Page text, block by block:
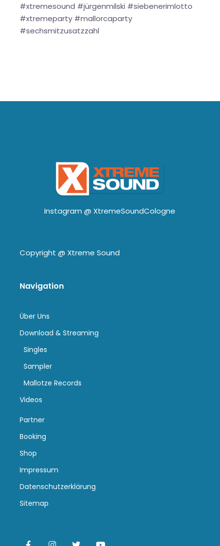
#xtremesound #jürgenmilski #siebenerimlotto
#xtremeparty #mallorcaparty
#sechsmitzusatzzahl
Instagram @ XtremeSoundCologne
Copyright @ Xtreme Sound
Navigation
Über Uns
Download & Streaming
Singles
Sampler
Mallotze Records
Videos
Partner
Booking
Shop
Impressum
Datenschutzerklärung
Sitemap